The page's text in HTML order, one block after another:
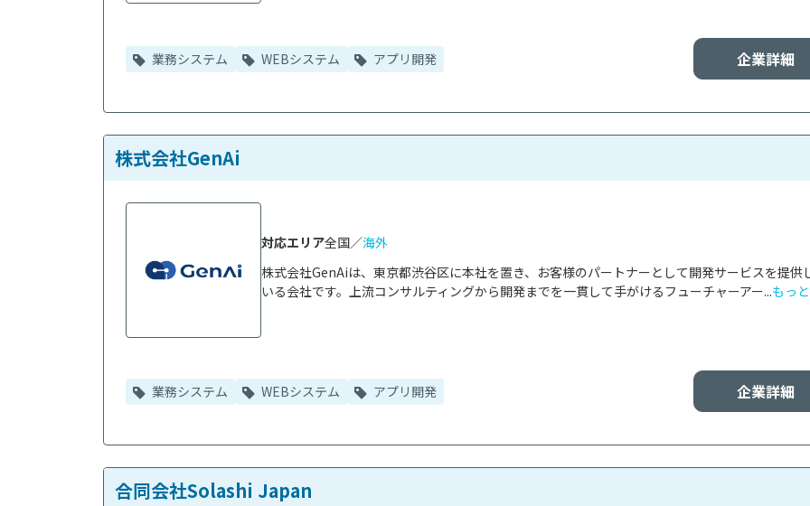
企業詳細
業務システム WEBシステム アプリ開発
株式会社GenAi
株式会社GenAiは、東京都渋谷区に本社を置き、お客様のパートナーとして開発サービスを提供
いる会社です。上流コンサルティングから開発までを一貫して手がけるフューチャーアー...もっ
対応エリア全国／海外
企業詳細
業務システム WEBシステム アプリ開発
合同会社Solashi Japan